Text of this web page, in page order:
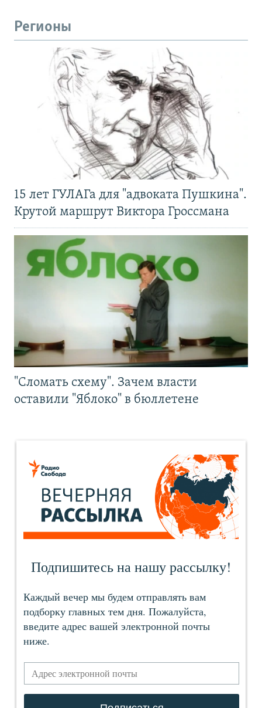
Регионы
15 лет ГУЛАГа для "адвоката Пушкина".
Крутой маршрут Виктора Гроссмана
"Сломать схему". Зачем власти
оставили "Яблоко" в бюллетене